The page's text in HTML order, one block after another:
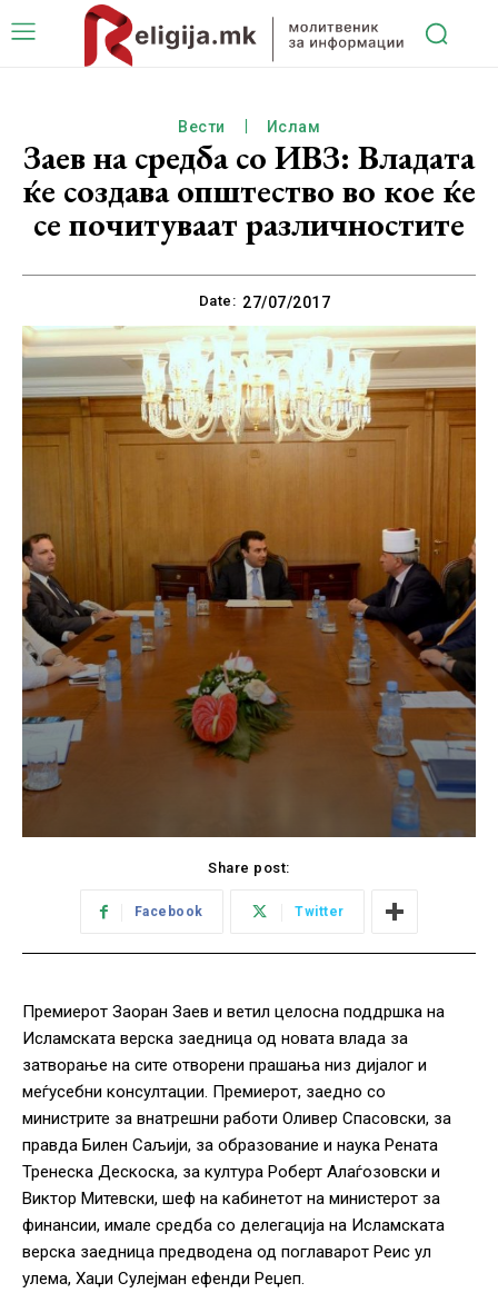
Вести Ислам
Заев на средба со ИВЗ: Владата
ќе создава општество во кое ќе
се почитуваат различностите
Date: 27/07/2017
Share post:
Facebook Twitter
Премиерот Заоран Заев и ветил целосна поддршка на
Исламската верска заедница од новата влада за
затворање на сите отворени прашања низ дијалог и
меѓусебни консултации. Премиерот, заедно со
министрите за внатрешни работи Оливер Спасовски, за
правда Билен Саљији, за образование и наука Рената
Тренеска Дескоска, за култура Роберт Алаѓозовски и
Виктор Митевски, шеф на кабинетот на министерот за
финансии, имале средба со делегација на Исламската
верска заедница предводена од поглаварот Реис ул
улема, Хаџи Сулејман ефенди Реџеп.